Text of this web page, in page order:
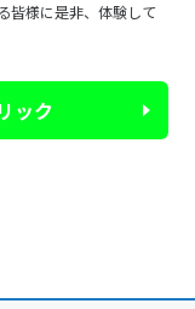
皆様に是非、体験して
ック